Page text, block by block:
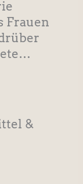
Frauen
&